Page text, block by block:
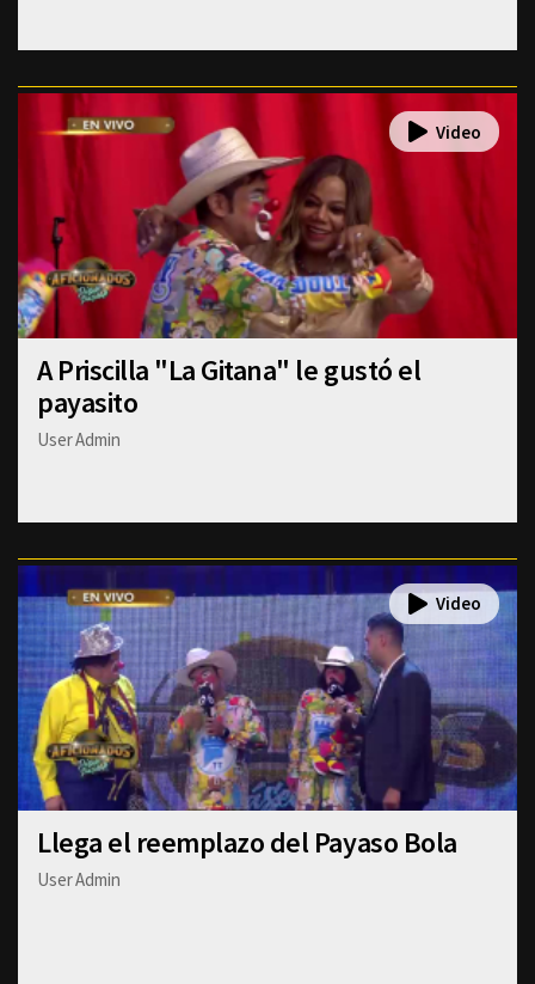
A Priscilla "La Gitana" le gustó el
payasito
User Admin
Llega el reemplazo del Payaso Bola
User Admin